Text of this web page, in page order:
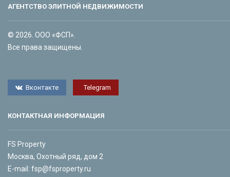
АГЕНТСТВО ЭЛИТНОЙ НЕДВИЖИМОСТИ
© 2026. ООО «ФСП».
Все права защищены.
Вконтакте Telegram
КОНТАКТНАЯ ИНФОРМАЦИЯ
FS Property
Москва, Охотный ряд, дом 2
E-mail: fsp@fsproperty.ru